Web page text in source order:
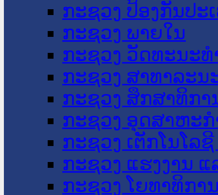
ກະຊວງ ປ້ອງກັນປະ
ກະຊວງ ພາຍໃນ
ກະຊວງ ວັດທະນະ
ກະຊວງ ສາທາລະນ
ກະຊວງ ສຶກສາທິກາ
ກະຊວງ ອຸດສາຫະ
ກະຊວງ ເຕັກໂນໂລ
ກະຊວງ ແຮງງານ
ກະຊວງ ໂຍທາທິກາ